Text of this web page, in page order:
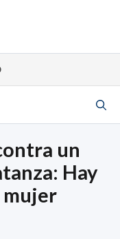
un
Hay
mujer